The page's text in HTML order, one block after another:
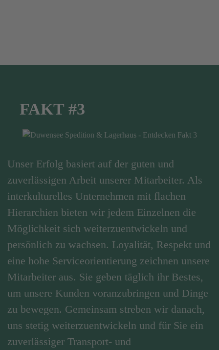
FAKT #3
Unser Erfolg basiert auf der guten und
zuverlässigen Arbeit unserer Mitarbeiter. Als
interkulturelles Unternehmen mit flachen
Hierarchien bieten wir jedem Einzelnen die
Möglichkeit sich weiterzuentwickeln und
persönlich zu wachsen. Loyalität, Respekt und
eine hohe Serviceorientierung zeichnen unsere
Mitarbeiter aus. Sie geben täglich ihr Bestes,
um unsere Kunden voranzubringen und Dinge
zu bewegen. Gemeinsam streben wir danach,
uns stetig weiterzuentwickeln und für Sie ein
zuverlässiger Transport- und